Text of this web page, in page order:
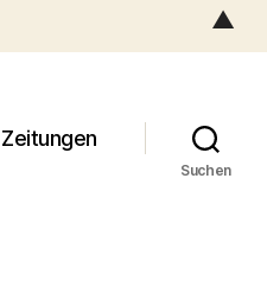
Zeitungen
Suchen
▲